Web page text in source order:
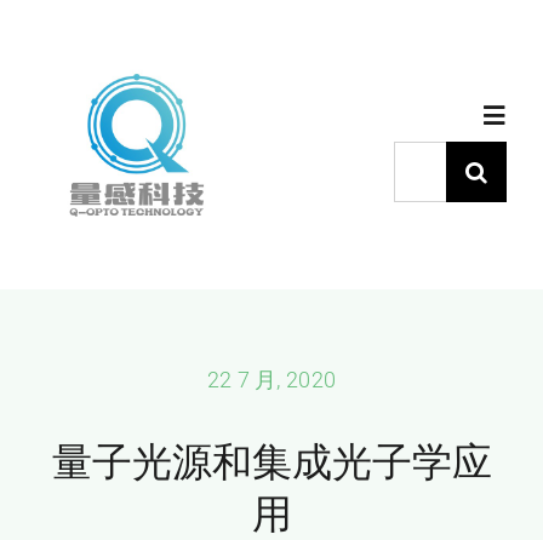
应用中心
索：
22 7 月, 2020
量子光源和集成光子学应
用